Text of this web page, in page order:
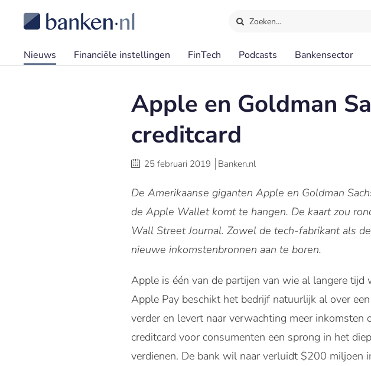
Zoeken…
Nieuws Financiële instellingen FinTech Podcasts Bankensector
Apple en Goldman
creditcard
25 februari 2019 Banken.nl
De Amerikaanse giganten Apple en Goldman
de Apple Wallet komt te hangen. De kaart zou
Wall Street Journal. Zowel de tech-fabrikant als
nieuwe inkomstenbronnen aan te boren.
Apple is één van de partijen van wie al langere
Apple Pay beschikt het bedrijf natuurlijk al over
verder en levert naar verwachting meer
creditcard voor consumenten een sprong in het
verdienen. De bank wil naar verluidt $200 miljoen